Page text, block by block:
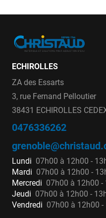
ECHIROLLES
ZA des Essarts
3, rue Fernand Pelloutier
38431 ECHIROLLES
0476336262
Lundi 07h00 à 12h00 -
Mardi 07h00 à 12h00 -
Mercredi 07h00 à 12h00
Jeudi 07h00 à 12h00 -
Vendredi 07h00 à 12h00